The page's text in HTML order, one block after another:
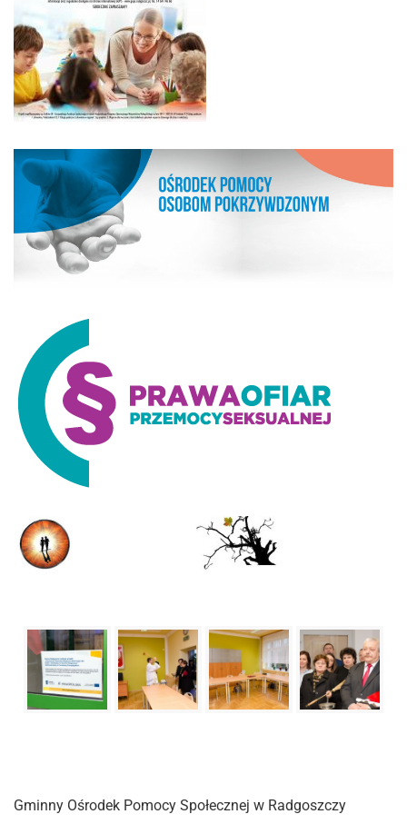
Gminny Ośrodek Pomocy Społecznej w Radgoszczy